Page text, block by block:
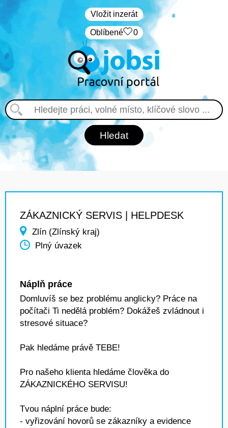
Vložit inzerát
Oblíbené 0
ZÁKAZNICKÝ SERVIS | HELPDESK
Zlín (Zlínský kraj)
Plný úvazek
Náplň práce
Domluvíš se bez problému anglicky? Práce na
počítači Ti nedělá problém? Dokážeš zvládnout i
stresové situace?
Pak hledáme právě TEBE!
Pro našeho klienta hledáme člověka do
ZÁKAZNICKÉHO SERVISU!
Tvou náplní práce bude:
- vyřizování hovorů se zákazníky a evidence